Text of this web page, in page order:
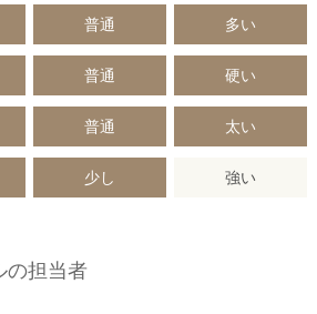
普通 多い
普通 硬い
普通 太い
少し 強い
の担当者